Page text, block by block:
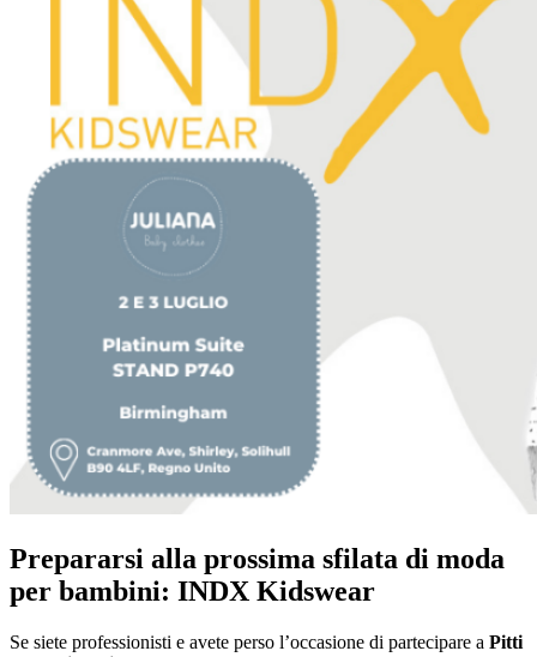
Prepararsi alla prossima sfilata di moda
per bambini: INDX Kidswear
Se siete professionisti e avete perso l’occasione di partecipare a Pitti